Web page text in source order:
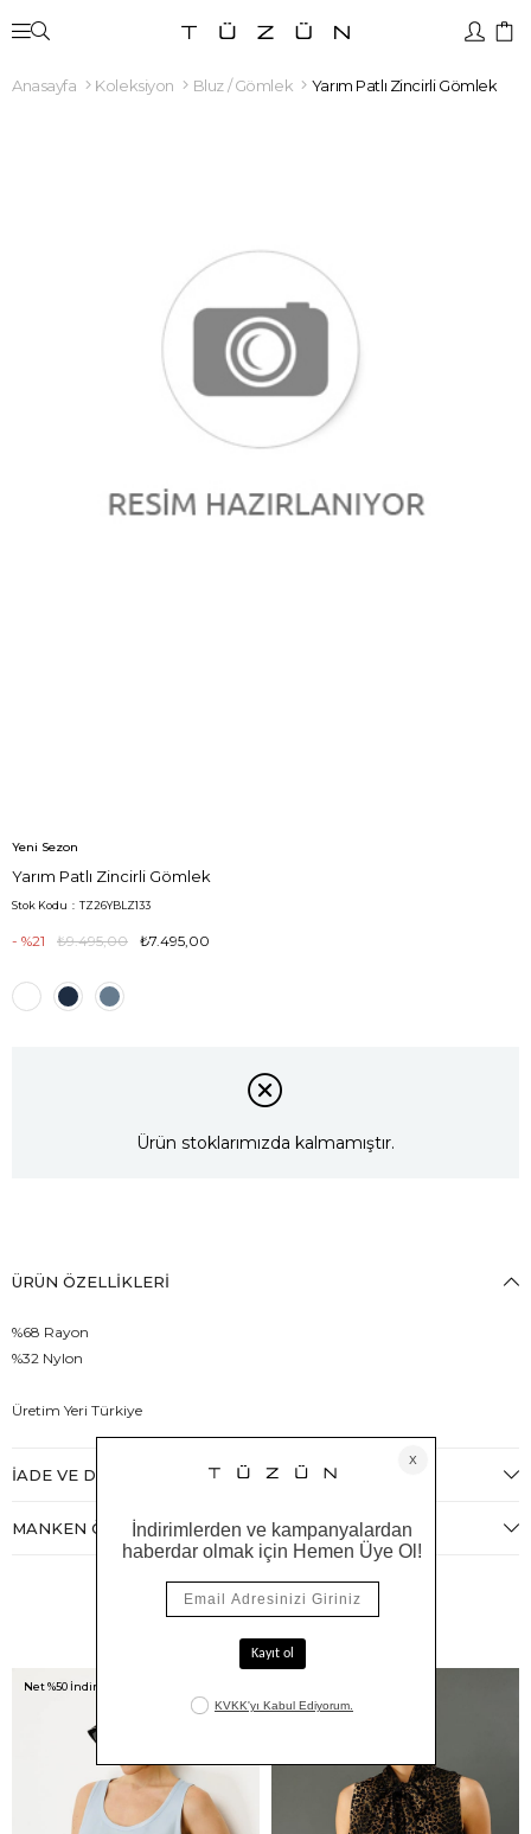
Anasayfa Koleksiyon Bluz / Gömlek Yarım Patlı Zincirli Gömlek
Yeni Sezon
Yarım Patlı Zincirli Gömlek
Stok Kodu TZ26YBLZ133
21 ₺9.495,00 ₺7.495,00
Ürün stoklarımızda kalmamıştır.
ÜRÜN ÖZELLIKLERI
%68 Rayon
%32 Nylon
Üretim Yeri Türkiye
İADE VE DEĞIŞIM
MANKEN ÖLÇÜLERI
Net %50 İndirim!